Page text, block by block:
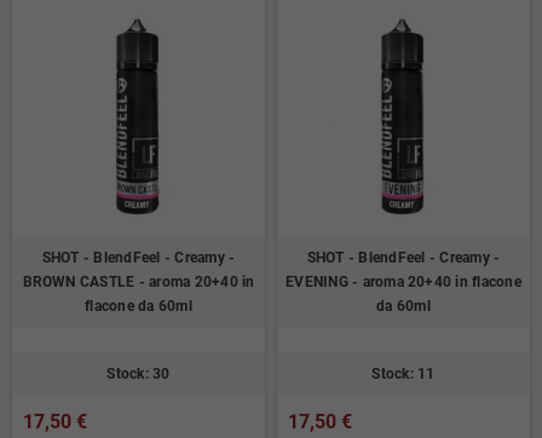
SHOT - BlendFeel - Creamy -
BROWN CASTLE - aroma 20+40 in
flacone da 60ml
Stock: 30
17,50 €
SHOT - BlendFeel - Creamy -
EVENING - aroma 20+40 in flacone
da 60ml
Stock: 11
17,50 €